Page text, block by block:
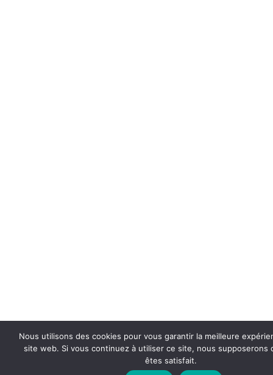
Nous utilisons des cookies pour vous garantir la meilleure
site web. Si vous continuez à utiliser ce site, nous supposerons
êtes satisfait.